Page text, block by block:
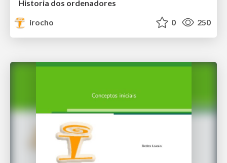
Historia dos ordenadores
irocho
0 250